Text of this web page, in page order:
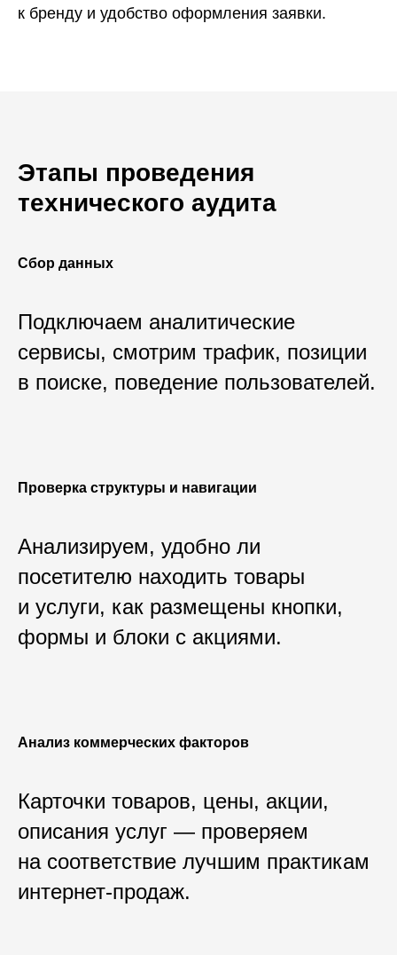
к бренду и удобство оформления заявки.
Этапы проведения
технического аудита
Сбор данных
Подключаем аналитические
сервисы, смотрим трафик, позиции
в поиске, поведение пользователей.
Проверка структуры и навигации
Анализируем, удобно ли
посетителю находить товары
и услуги, как размещены кнопки,
формы и блоки с акциями.
Анализ коммерческих факторов
Карточки товаров, цены, акции,
описания услуг — проверяем
на соответствие лучшим практикам
интернет-продаж.